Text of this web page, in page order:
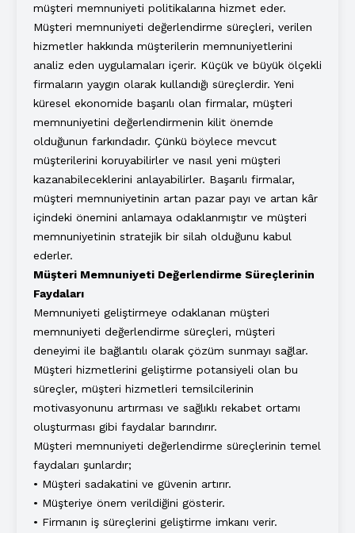
müşteri memnuniyeti politikalarına hizmet eder.
Müşteri memnuniyeti değerlendirme süreçleri, verilen
hizmetler hakkında müşterilerin memnuniyetlerini
analiz eden uygulamaları içerir. Küçük ve büyük ölçekli
firmaların yaygın olarak kullandığı süreçlerdir. Yeni
küresel ekonomide başarılı olan firmalar, müşteri
memnuniyetini değerlendirmenin kilit önemde
olduğunun farkındadır. Çünkü böylece mevcut
müşterilerini koruyabilirler ve nasıl yeni müşteri
kazanabileceklerini anlayabilirler. Başarılı firmalar,
müşteri memnuniyetinin artan pazar payı ve artan kâr
içindeki önemini anlamaya odaklanmıştır ve müşteri
memnuniyetinin stratejik bir silah olduğunu kabul
ederler.
Müşteri Memnuniyeti Değerlendirme Süreçlerinin
Faydaları
Memnuniyeti geliştirmeye odaklanan müşteri
memnuniyeti değerlendirme süreçleri, müşteri
deneyimi ile bağlantılı olarak çözüm sunmayı sağlar.
Müşteri hizmetlerini geliştirme potansiyeli olan bu
süreçler, müşteri hizmetleri temsilcilerinin
motivasyonunu artırması ve sağlıklı rekabet ortamı
oluşturması gibi faydalar barındırır.
Müşteri memnuniyeti değerlendirme süreçlerinin temel
faydaları şunlardır;
• Müşteri sadakatini ve güvenin artırır.
• Müşteriye önem verildiğini gösterir.
• Firmanın iş süreçlerini geliştirme imkanı verir.